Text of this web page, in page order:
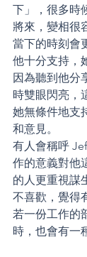
下」，很多時
將來，變相很
當下的時刻會
他十分支持，
因為聽到他分
時雙眼閃亮，
她無條件地支
和意見。
有人會稱呼
作的意義對他
的人更重視謀
不喜歡，覺得
若一份工作的
時，也會有一